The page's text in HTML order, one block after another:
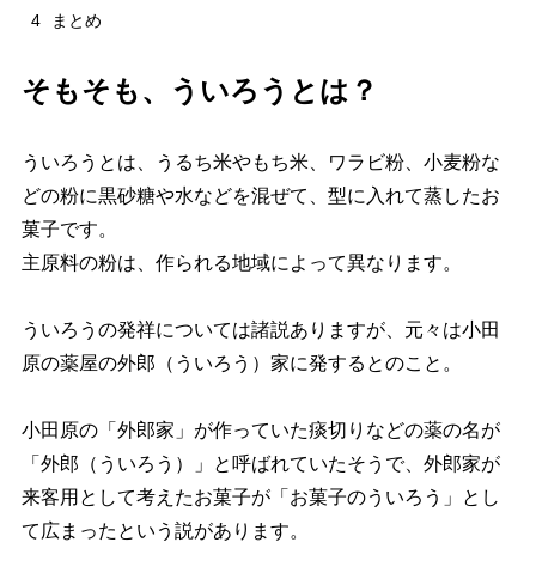
4 まとめ
そもそも、ういろうとは？
ういろうとは、うるち米やもち米、ワラビ粉、小麦粉な
どの粉に黒砂糖や水などを混ぜて、型に入れて蒸したお
菓子です。
主原料の粉は、作られる地域によって異なります。
ういろうの発祥については諸説ありますが、元々は小田
原の薬屋の外郎（ういろう）家に発するとのこと。
小田原の「外郎家」が作っていた痰切りなどの薬の名が
「外郎（ういろう）」と呼ばれていたそうで、外郎家が
来客用として考えたお菓子が「お菓子のういろう」とし
て広まったという説があります。